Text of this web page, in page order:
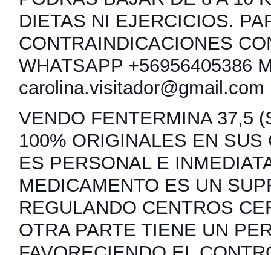
DIETAS NI EJERCICIOS.
CONTRAINDICACIONES
WHATSAPP +56956405386
carolina.visitador@gmail.com
VENDO FENTERMINA 37,5
100% ORIGINALES EN
ES PERSONAL E
MEDICAMENTO ES UN
REGULANDO CENTROS
OTRA PARTE TIENE UN